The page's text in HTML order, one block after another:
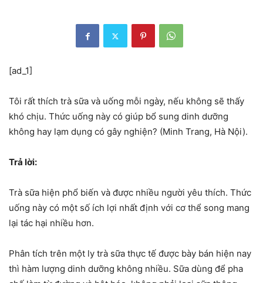
[ad_1]
Tôi rất thích trà sữa và uống mỗi ngày, nếu không sẽ thấy
khó chịu. Thức uống này có giúp bổ sung dinh dưỡng
không hay lạm dụng có gây nghiện? (Minh Trang, Hà Nội).
Trả lời:
Trà sữa hiện phổ biến và được nhiều người yêu thích. Thức
uống này có một số ích lợi nhất định với cơ thể song mang
lại tác hại nhiều hơn.
Phân tích trên một ly trà sữa thực tế được bày bán hiện nay
thì hàm lượng dinh dưỡng không nhiều. Sữa dùng để pha